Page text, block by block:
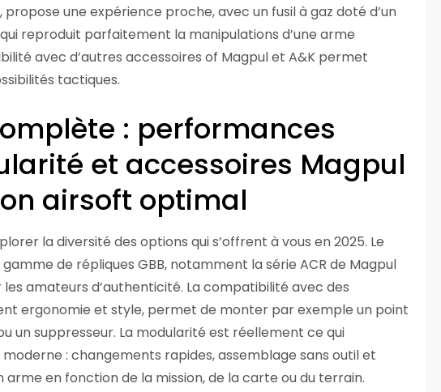
propose une expérience proche, avec un fusil à gaz doté d’un
reproduit parfaitement la manipulations d’une arme
avec d’autres accessoires of Magpul et A&K permet
tactiques.
: performances
et accessoires Magpul
airsoft optimal
la diversité des options qui s’offrent à vous en 2025. Le
de répliques GBB, notamment la série ACR de Magpul
les amateurs d’authenticité. La compatibilité avec des
ergonomie et style, permet de monter par exemple un point
un suppresseur. La modularité est réellement ce qui
: changements rapides, assemblage sans outil et
arme en fonction de la mission, de la carte ou du terrain.